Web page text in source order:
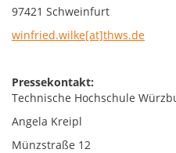
97421 Schweinfurt
winfried.wilke[at]thws.de
Pressekontakt:
Technische Hochschule
Angela Kreipl
Münzstraße 12